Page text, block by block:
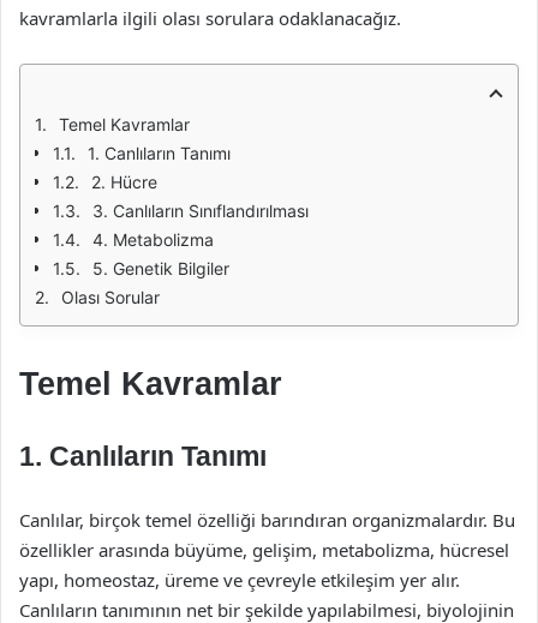
kavramlarla ilgili olası sorulara odaklanacağız.
Temel Kavramlar
1. Canlıların Tanımı
2. Hücre
3. Canlıların Sınıflandırılması
4. Metabolizma
5. Genetik Bilgiler
Olası Sorular
Temel Kavramlar
1. Canlıların Tanımı
Canlılar, birçok temel özelliği barındıran organizmalardır. Bu
özellikler arasında büyüme, gelişim, metabolizma, hücresel
yapı, homeostaz, üreme ve çevreyle etkileşim yer alır.
Canlıların tanımının net bir şekilde yapılabilmesi, biyolojinin